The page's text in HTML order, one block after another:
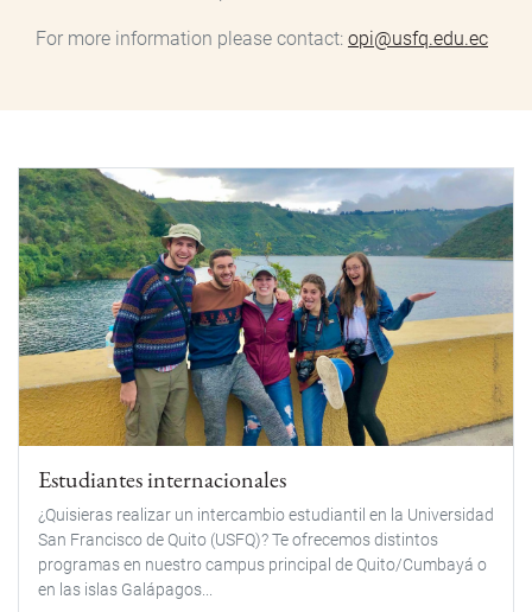
For more information please contact: opi@usfq.edu.ec
Estudiantes internacionales
¿Quisieras realizar un intercambio estudiantil en la Universidad
San Francisco de Quito (USFQ)? Te ofrecemos distintos
programas en nuestro campus principal de Quito/Cumbayá o
en las islas Galápagos...